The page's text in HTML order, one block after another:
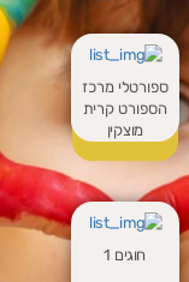
ספורטלי מרכז
הספורט קרית
מוצקין
חוגים 1